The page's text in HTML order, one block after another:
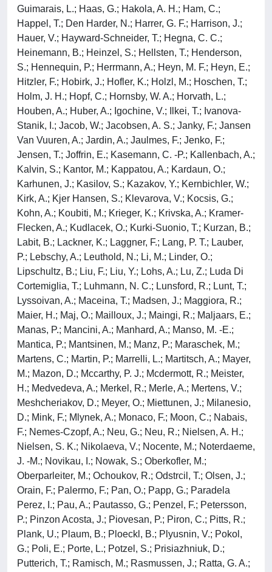
Guimarais, L.; Haas, G.; Hakola, A. H.; Ham, C.;
Happel, T.; Den Harder, N.; Harrer, G. F.; Harrison, J.;
Hauer, V.; Hayward-Schneider, T.; Hegna, C. C.;
Heinemann, B.; Heinzel, S.; Hellsten, T.; Henderson,
S.; Hennequin, P.; Herrmann, A.; Heyn, M. F.; Heyn, E.;
Hitzler, F.; Hobirk, J.; Hofler, K.; Holzl, M.; Hoschen, T.;
Holm, J. H.; Hopf, C.; Hornsby, W. A.; Horvath, L.;
Houben, A.; Huber, A.; Igochine, V.; Ilkei, T.; Ivanova-
Stanik, I.; Jacob, W.; Jacobsen, A. S.; Janky, F.; Jansen
Van Vuuren, A.; Jardin, A.; Jaulmes, F.; Jenko, F.;
Jensen, T.; Joffrin, E.; Kasemann, C. -P.; Kallenbach, A.;
Kalvin, S.; Kantor, M.; Kappatou, A.; Kardaun, O.;
Karhunen, J.; Kasilov, S.; Kazakov, Y.; Kernbichler, W.;
Kirk, A.; Kjer Hansen, S.; Klevarova, V.; Kocsis, G.;
Kohn, A.; Koubiti, M.; Krieger, K.; Krivska, A.; Kramer-
Flecken, A.; Kudlacek, O.; Kurki-Suonio, T.; Kurzan, B.;
Labit, B.; Lackner, K.; Laggner, F.; Lang, P. T.; Lauber,
P.; Lebschy, A.; Leuthold, N.; Li, M.; Linder, O.;
Lipschultz, B.; Liu, F.; Liu, Y.; Lohs, A.; Lu, Z.; Luda Di
Cortemiglia, T.; Luhmann, N. C.; Lunsford, R.; Lunt, T.;
Lyssoivan, A.; Maceina, T.; Madsen, J.; Maggiora, R.;
Maier, H.; Maj, O.; Mailloux, J.; Maingi, R.; Maljaars, E.;
Manas, P.; Mancini, A.; Manhard, A.; Manso, M. -E.;
Mantica, P.; Mantsinen, M.; Manz, P.; Maraschek, M.;
Martens, C.; Martin, P.; Marrelli, L.; Martitsch, A.; Mayer,
M.; Mazon, D.; Mccarthy, P. J.; Mcdermott, R.; Meister,
H.; Medvedeva, A.; Merkel, R.; Merle, A.; Mertens, V.;
Meshcheriakov, D.; Meyer, O.; Miettunen, J.; Milanesio,
D.; Mink, F.; Mlynek, A.; Monaco, F.; Moon, C.; Nabais,
F.; Nemes-Czopf, A.; Neu, G.; Neu, R.; Nielsen, A. H.;
Nielsen, S. K.; Nikolaeva, V.; Nocente, M.; Noterdaeme,
J. -M.; Novikau, I.; Nowak, S.; Oberkofler, M.;
Oberparleiter, M.; Ochoukov, R.; Odstrcil, T.; Olsen, J.;
Orain, F.; Palermo, F.; Pan, O.; Papp, G.; Paradela
Perez, I.; Pau, A.; Pautasso, G.; Penzel, F.; Petersson,
P.; Pinzon Acosta, J.; Piovesan, P.; Piron, C.; Pitts, R.;
Plank, U.; Plaum, B.; Ploeckl, B.; Plyusnin, V.; Pokol,
G.; Poli, E.; Porte, L.; Potzel, S.; Prisiazhniuk, D.;
Putterich, T.; Ramisch, M.; Rasmussen, J.; Ratta, G. A.;